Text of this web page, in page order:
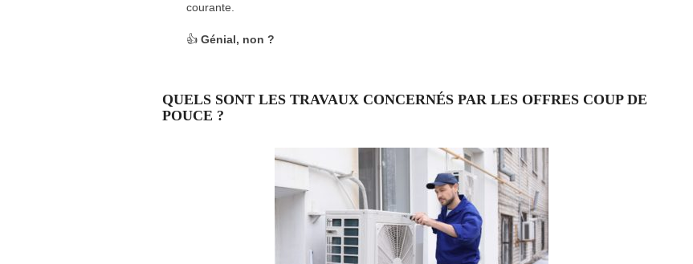
courante.
👍 Génial, non ?
QUELS SONT LES TRAVAUX CONCERNÉS PAR LES OFFRES COUP DE
POUCE ?